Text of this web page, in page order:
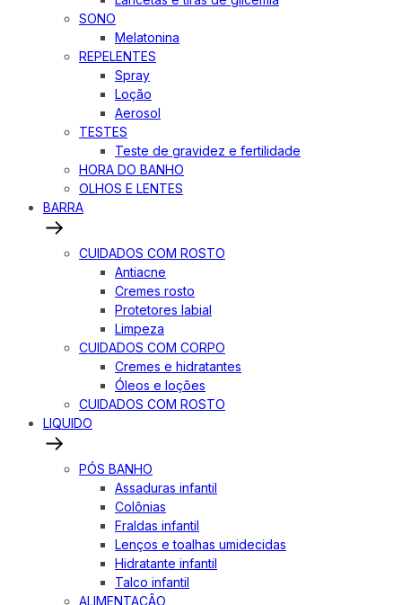
SONO
Melatonina
REPELENTES
Spray
Loção
Aerosol
TESTES
Teste de gravidez e fertilidade
HORA DO BANHO
OLHOS E LENTES
BARRA
CUIDADOS COM ROSTO
Antiacne
Cremes rosto
Protetores labial
Limpeza
CUIDADOS COM CORPO
Cremes e hidratantes
Óleos e loções
CUIDADOS COM ROSTO
LIQUIDO
PÓS BANHO
Assaduras infantil
Colônias
Fraldas infantil
Lenços e toalhas umidecidas
Hidratante infantil
Talco infantil
ALIMENTAÇÃO